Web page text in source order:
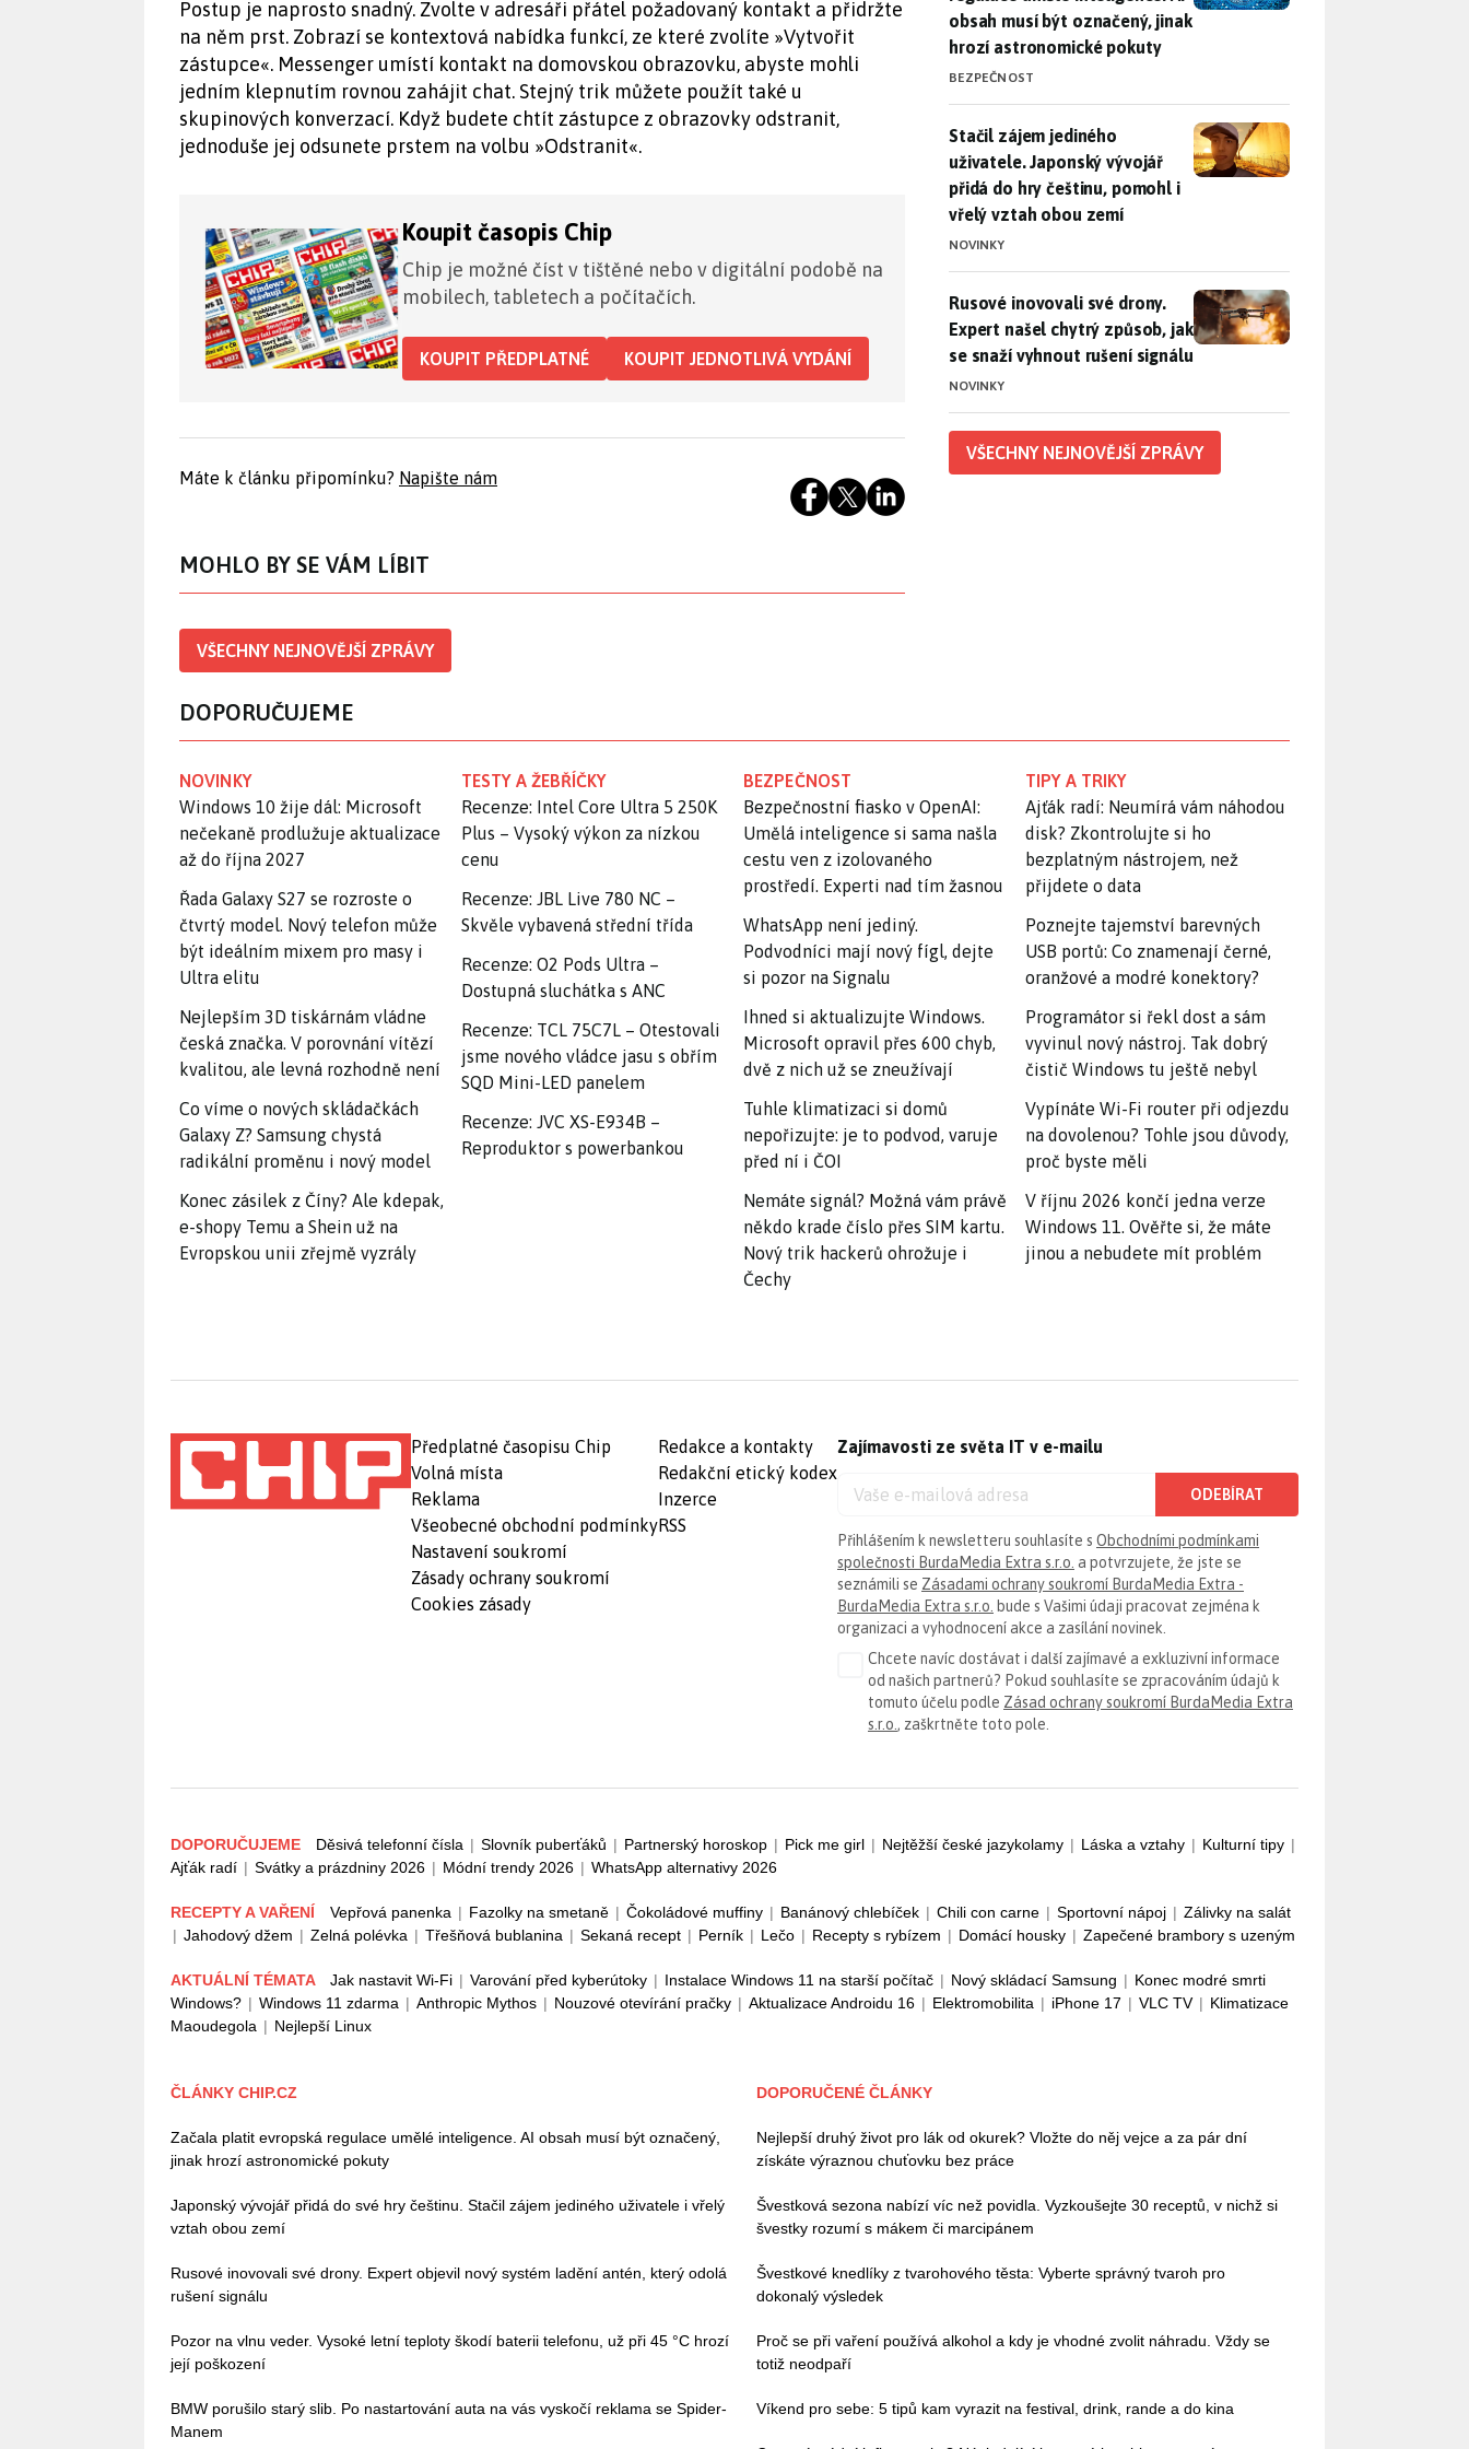
Postup je naprosto snadný. Zvolte v adresáři přátel požadovaný kontakt a přidržte
na něm prst. Zobrazí se kontextová nabídka funkcí, ze které zvolíte »Vytvořit
zástupce«. Messenger umístí kontakt na domovskou obrazovku, abyste mohli
jedním klepnutím rovnou zahájit chat. Stejný trik můžete použít také u
skupinových konverzací. Když budete chtít zástupce z obrazovky odstranit,
jednoduše jej odsunete prstem na volbu »Odstranit«.
Koupit časopis Chip
Chip je možné číst v tištěné nebo v digitální podobě na
mobilech, tabletech a počítačích.
KOUPIT PŘEDPLATNÉ KOUPIT JEDNOTLIVÁ VYDÁNÍ
Máte k článku připomínku? Napište nám
MOHLO BY SE VÁM LÍBIT
VŠECHNY NEJNOVĚJŠÍ ZPRÁVY
obsah musí být označený, jinak
hrozí astronomické pokuty
BEZPEČNOST
Stačil zájem jediného uživatele. Japonský vývojář přidá do hry
Stačil zájem jediného
uživatele. Japonský vývojář
přidá do hry češtinu, pomohl i
vřelý vztah obou zemí
NOVINKY
Rusové inovovali své drony. Expert našel chytrý způsob, jak se
Rusové inovovali své drony.
Expert našel chytrý způsob, jak
se snaží vyhnout rušení signálu
NOVINKY
VŠECHNY NEJNOVĚJŠÍ ZPRÁVY
DOPORUČUJEME
NOVINKY
Windows 10 žije dál: Microsoft
nečekaně prodlužuje aktualizace
až do října 2027
Řada Galaxy S27 se rozroste o
čtvrtý model. Nový telefon může
být ideálním mixem pro masy i
Ultra elitu
Nejlepším 3D tiskárnám vládne
česká značka. V porovnání vítězí
kvalitou, ale levná rozhodně není
Co víme o nových skládačkách
Galaxy Z? Samsung chystá
radikální proměnu i nový model
Konec zásilek z Číny? Ale kdepak,
e-shopy Temu a Shein už na
Evropskou unii zřejmě vyzrály
TESTY A ŽEBŘÍČKY
Recenze: Intel Core Ultra 5 250K
Plus – Vysoký výkon za nízkou
cenu
Recenze: JBL Live 780 NC –
Skvěle vybavená střední třída
Recenze: O2 Pods Ultra –
Dostupná sluchátka s ANC
Recenze: TCL 75C7L – Otestovali
jsme nového vládce jasu s obřím
SQD Mini-LED panelem
Recenze: JVC XS-E934B –
Reproduktor s powerbankou
BEZPEČNOST
Bezpečnostní fiasko v OpenAI:
Umělá inteligence si sama našla
cestu ven z izolovaného
prostředí. Experti nad tím žasnou
WhatsApp není jediný.
Podvodníci mají nový fígl, dejte
si pozor na Signalu
Ihned si aktualizujte Windows.
Microsoft opravil přes 600 chyb,
dvě z nich už se zneužívají
Tuhle klimatizaci si domů
nepořizujte: je to podvod, varuje
před ní i ČOI
Nemáte signál? Možná vám právě
někdo krade číslo přes SIM kartu.
Nový trik hackerů ohrožuje i
Čechy
TIPY A TRIKY
Ajťák radí: Neumírá vám náhodou
disk? Zkontrolujte si ho
bezplatným nástrojem, než
přijdete o data
Poznejte tajemství barevných
USB portů: Co znamenají černé,
oranžové a modré konektory?
Programátor si řekl dost a sám
vyvinul nový nástroj. Tak dobrý
čistič Windows tu ještě nebyl
Vypínáte Wi-Fi router při odjezdu
na dovolenou? Tohle jsou důvody,
proč byste měli
V říjnu 2026 končí jedna verze
Windows 11. Ověřte si, že máte
jinou a nebudete mít problém
Předplatné časopisu Chip
Volná místa
Reklama
Všeobecné obchodní podmínky
Nastavení soukromí
Zásady ochrany soukromí
Cookies zásady
Redakce a kontakty
Redakční etický kodex
Inzerce
RSS
Zajímavosti ze světa IT v e-mailu
ODEBÍRAT
Přihlášením k newsletteru souhlasíte s Obchodními podmínkami
společnosti BurdaMedia Extra s.r.o. a potvrzujete, že jste se
seznámili se Zásadami ochrany soukromí BurdaMedia Extra -
BurdaMedia Extra s.r.o. bude s Vašimi údaji pracovat zejména k
organizaci a vyhodnocení akce a zasílání novinek.
Chcete navíc dostávat i další zajímavé a exkluzivní informace
od našich partnerů? Pokud souhlasíte se zpracováním údajů k
tomuto účelu podle Zásad ochrany soukromí BurdaMedia Extra
s.r.o. , zaškrtněte toto pole.
DOPORUČUJEME Děsivá telefonní čísla | Slovník puberťáků | Partnerský horoskop | Pick me girl | Nejtěžší české jazykolamy | Láska a vztahy | Kulturní tipy |
Ajťák radí | Svátky a prázdniny 2026 | Módní trendy 2026 | WhatsApp alternativy 2026
RECEPTY A VAŘENÍ Vepřová panenka | Fazolky na smetaně | Čokoládové muffiny | Banánový chlebíček | Chili con carne | Sportovní nápoj | Zálivky na salát
| Jahodový džem | Zelná polévka | Třešňová bublanina | Sekaná recept | Perník | Lečo | Recepty s rybízem | Domácí housky | Zapečené brambory s uzeným
AKTUÁLNÍ TÉMATA Jak nastavit Wi-Fi | Varování před kyberútoky | Instalace Windows 11 na starší počítač | Nový skládací Samsung | Konec modré smrti
Windows? | Windows 11 zdarma | Anthropic Mythos | Nouzové otevírání pračky | Aktualizace Androidu 16 | Elektromobilita | iPhone 17 | VLC TV | Klimatizace
Maoudegola | Nejlepší Linux
ČLÁNKY CHIP.CZ
Začala platit evropská regulace umělé inteligence. AI obsah musí být označený,
jinak hrozí astronomické pokuty
Japonský vývojář přidá do své hry češtinu. Stačil zájem jediného uživatele i vřelý
vztah obou zemí
Rusové inovovali své drony. Expert objevil nový systém ladění antén, který odolá
rušení signálu
Pozor na vlnu veder. Vysoké letní teploty škodí baterii telefonu, už při 45 °C hrozí
její poškození
BMW porušilo starý slib. Po nastartování auta na vás vyskočí reklama se Spider-
Manem
DOPORUČENÉ ČLÁNKY
Nejlepší druhý život pro lák od okurek? Vložte do něj vejce a za pár dní
získáte výraznou chuťovku bez práce
Švestková sezona nabízí víc než povidla. Vyzkoušejte 30 receptů, v nichž si
švestky rozumí s mákem či marcipánem
Švestkové knedlíky z tvarohového těsta: Vyberte správný tvaroh pro
dokonalý výsledek
Proč se při vaření používá alkohol a kdy je vhodné zvolit náhradu. Vždy se
totiž neodpaří
Víkend pro sebe: 5 tipů kam vyrazit na festival, drink, rande a do kina